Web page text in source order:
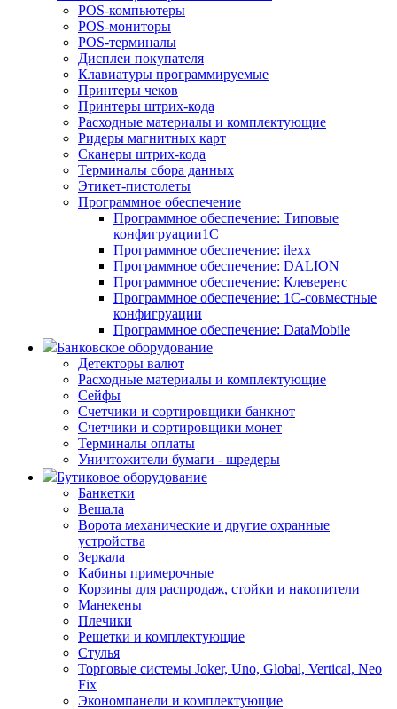
POS-компьютеры
POS-мониторы
POS-терминалы
Дисплеи покупателя
Клавиатуры программируемые
Принтеры чеков
Принтеры штрих-кода
Расходные материалы и комплектующие
Ридеры магнитных карт
Сканеры штрих-кода
Терминалы сбора данных
Этикет-пистолеты
Программное обеспечение
Программное обеспечение: Типовые
конфигруации1С
Программное обеспечение: ilexx
Программное обеспечение: DALION
Программное обеспечение: Клеверенс
Программное обеспечение: 1С-совместные
конфигруации
Программное обеспечение: DataMobile
Банковское оборудование
Детекторы валют
Расходные материалы и комплектующие
Сейфы
Счетчики и сортировщики банкнот
Счетчики и сортировщики монет
Терминалы оплаты
Уничтожители бумаги - шредеры
Бутиковое оборудование
Банкетки
Вешала
Ворота механические и другие охранные
устройства
Зеркала
Кабины примерочные
Корзины для распродаж, стойки и накопители
Манекены
Плечики
Решетки и комплектующие
Стулья
Торговые системы Joker, Uno, Global, Vertical, Neo
Fix
Экономпанели и комплектующие